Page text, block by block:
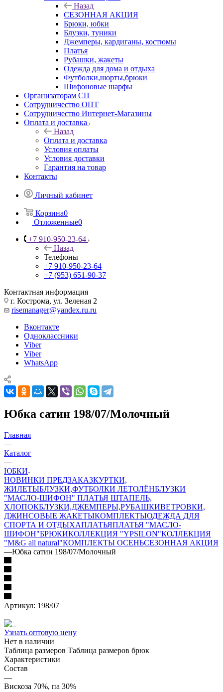
Назад
СЕЗОННАЯ АКЦИЯ
Брюки, юбки
Блузки, туники
Джемперы, кардиганы, костюмы
Платья
Рубашки, жакеты
Одежда для дома и отдыха
Футболки,шорты,брюки
Шифоновые шарфы
Организаторам СП
Сотрудничество ОПТ
Сотрудничество Интернет-Магазины
Оплата и доставка
Назад
Оплата и доставка
Условия оплаты
Условия доставки
Гарантия на товар
Контакты
Личный кабинет
Корзина0
Отложенные0
+7 910-950-23-64
Назад
Телефоны
+7 910-950-23-64
+7 (953) 651-90-37
Контактная информация
г. Кострома, ул. Зеленая 2
risemanager@yandex.ru.ru
Вконтакте
Одноклассники
Viber
Viber
WhatsApp
Юбка сатин 198/07/Молочный
Главная
—
Каталог
—
ЮБКИ
НОВИНКИ ПРЕДЗАКАЗКУРТКИ,
ЖИЛЕТЫБЛУЗКИ,ФУТБОЛКИ ЛЕТОЛЁНБЛУЗКИ
"МАСЛО-ШИФОН" ПЛАТЬЯ ШТАПЕЛЬ,
ХЛОПОКБЛУЗКИ,ДЖЕМПЕРЫ,РУБАШКИВЕТРОВКИ,
ДЖИНСОВЫЕ ЖАКЕТЫКОМПЛЕКТЫОДЕЖДА ДЛЯ
СПОРТА И ОТДЫХАПЛАТЬЯПЛАТЬЯ "МАСЛО-
ШИФОН"БРЮКИКОЛЛЕКЦИЯ "YPSILON"КОЛЛЕКЦИЯ
"M&G all natural"КОМПЛЕКТЫ ОСЕНЬСЕЗОННАЯ АКЦИЯ
—Юбка сатин 198/07/Молочный
Артикул: 198/07
Узнать оптовую цену
Нет в наличии
Таблица размеров Таблица размеров брюк
Характеристики
Состав
—
Вискоза 70%, па 30%